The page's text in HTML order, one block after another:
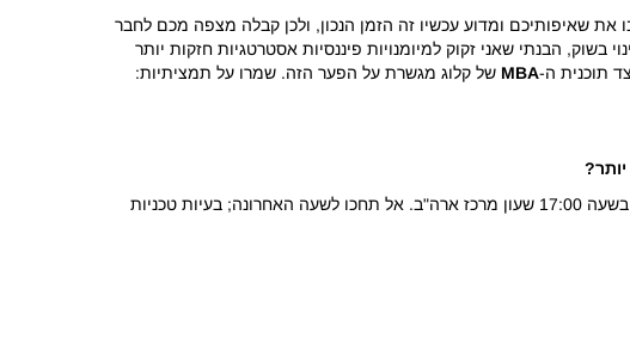
את שאיפותיכם ומדוע עכשיו זה הזמן הנכון, ולכן קבלה מצפה מכם לחבר
הבנתי שאני זקוק למיומנויות פיננסיות אסטרטגיות חזקות יותר
תוכנית ה-MBA של קלוג מגשרת על הפער הזה. שמרו על תמציתיות:
הגישו את הבקשה בכתב שלכם עד ה-9 בספטמבר 2026, אך הסרטונים אמורים להגיש 96 שעות מאוחר יותר – 13 בספטמבר בשעה 17:00 שעון מרכז ארה"ב. אל תחכו לשעה האחרונה; בעיות טכניות